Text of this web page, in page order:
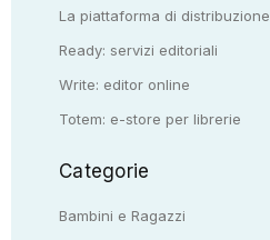
La piattaforma di distribuzione
Ready: servizi editoriali
Write: editor online
Totem: e-store per librerie
Categorie
Bambini e Ragazzi